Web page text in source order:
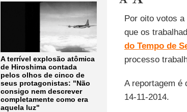
A terrível explosão atômica
de Hiroshima contada
pelos olhos de cinco de
seus protagonistas: "Não
consigo nem descrever
completamente como era
aquela luz"
Por oito votos
que os
do Tempo de
processo
A reportagem é
14-11-2014.